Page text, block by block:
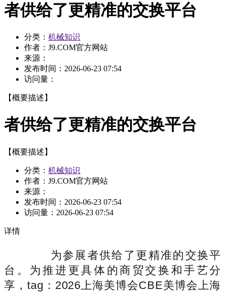
者供给了更精准的交换平台
分类： 机械知识
作者：J9.COM官方网站
来源：
发布时间： 2026-06-23 07:54
访问量：
【概要描述】
者供给了更精准的交换平台
【概要描述】
分类： 机械知识
作者：J9.COM官方网站
来源：
发布时间： 2026-06-23 07:54
访问量： 2026-06-23 07:54
详情
为参展者供给了更精准的交换平
台。为推进更具体的商贸交换和手艺分
享，tag：2026上海美博会CBE美博会上海